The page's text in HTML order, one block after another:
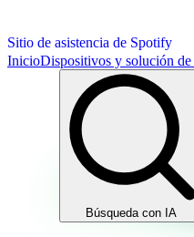
Sitio de asistencia de Spotify
InicioDispositivos y solución de
Búsqueda con IA